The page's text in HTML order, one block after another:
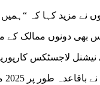
نے مزید کہا کہ
بھی دونوں ممالک کے
لاجسٹکس